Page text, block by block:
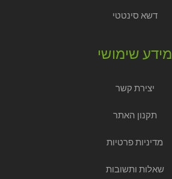
דשא סינטטי
מידע שימושי
יצירת קשר
תקנון האתר
מדיניות פרטיות
שאלות ותשובות